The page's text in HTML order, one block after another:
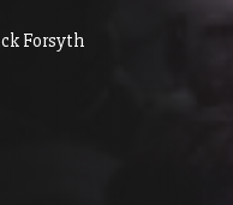
Forsyth